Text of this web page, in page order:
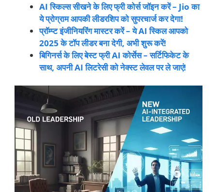
AI स्किल्स सीखने के लिए फ्री कोर्स जॉइन करें – Jio का
ये प्रोग्राम आपकी लीडरशिप को सुपरचार्ज कर देगा!
प्रॉम्प्ट इंजीनियरिंग मास्टर करें – ये AI स्किल आपको
2025 के टॉप लीडर बना देगी, अभी शुरू करें!
बिगिनर्स के लिए बेस्ट फ्री AI कोर्सेस – सर्टिफिकेट के
साथ, अपनी AI लिटरेसी को नेक्स्ट लेवल पर ले जाएं!